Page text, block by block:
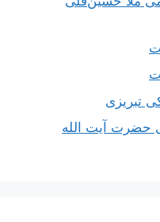
تبریزی
حضرت آیت الله